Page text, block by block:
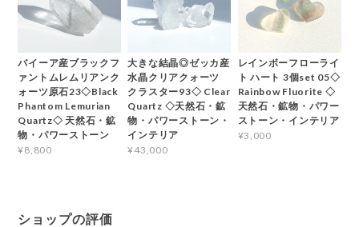
バイーア産ブラックフ
ァントムレムリアンク
ォーツ原石23◇Black
Phantom Lemurian
Quartz◇ 天然石・鉱
物・パワーストーン
¥8,800
大きな結晶◎ゼッカ産
水晶クリアクォーツ
クラスター93◇ Clear
Quartz ◇天然石・鉱
物・パワーストーン・
インテリア
¥43,000
レインボーフローライ
ト ハート 3個set 05◇
Rainbow Fluorite ◇
天然石・鉱物・パワー
ストーン・インテリア
¥3,000
ショップの評価